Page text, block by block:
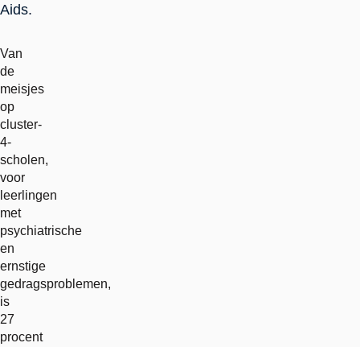
Aids.
Van
de
meisjes
op
cluster-
4-
scholen,
voor
leerlingen
met
psychiatrische
en
ernstige
gedragsproblemen,
is
27
procent